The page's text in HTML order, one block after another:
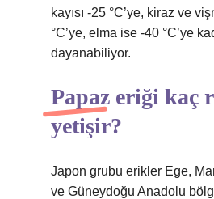
kayısı -25 °C’ye, kiraz ve
°C’ye, elma ise -40 °C’ye
dayanabiliyor.
Papaz eriği kaç
yetişir?
Japon grubu erikler Ege,
ve Güneydoğu Anadolu